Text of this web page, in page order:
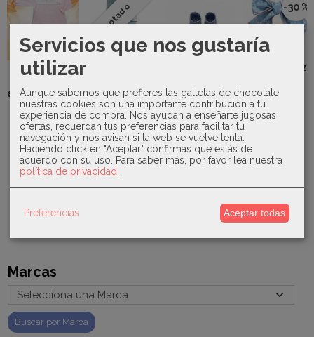
Marcas
Sardon -
algodón rosa
HA-486
30,90 €
Agotado
Bambi en...
128,00 €
(patucos)-
210
8,00 €
-30 %
Bebés - Lazo
8,05 €
11,50 €
Servicios que nos gustaría
utilizar
Aunque sabemos que prefieres las galletas de chocolate,
nuestras cookies son una importante contribución a tu
experiencia de compra. Nos ayudan a enseñarte jugosas
ofertas, recuerdan tus preferencias para facilitar tu
navegación y nos avisan si la web se vuelve lenta.
Haciendo click en "Aceptar" confirmas que estás de
acuerdo con su uso. Para saber más, por favor lea nuestra
política de privacidad
Preferencias Aceptar todas